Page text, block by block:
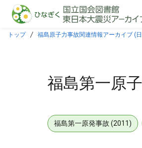
本文に飛ぶ
トップ 福島原子力事故関連情報アーカイブ (
福島第一原
福島第一原発事故 (2011)